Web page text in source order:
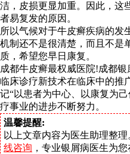
洁，皮损更显加重。因此，这
者易复发的原因。
所以气候对于牛皮癣疾病的发
机制还不是很清楚，而且不是
质，希望您早日康复。
成都牛皮癣最权威医院!成都
临床诊疗新技术在临床中的推
记“以患者为中心、以康复为
疗事业的进步不断努力。
温馨提醒:
以上文章内容为医生助理整
线咨询 ，专业银屑病医生为